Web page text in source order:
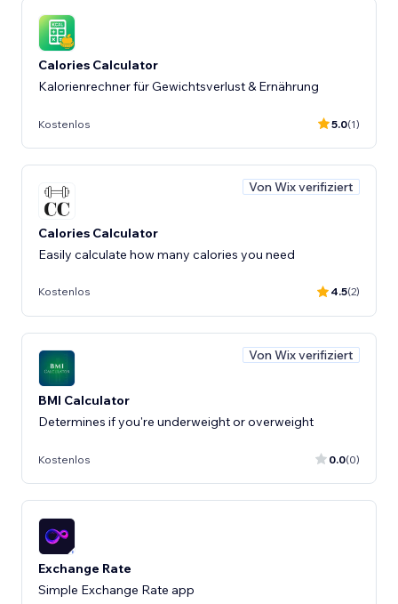
Calories Calculator
Kalorienrechner für Gewichtsverlust & Ernährung
Kostenlos 5.0(1)
Von Wix verifiziert
Calories Calculator
Easily calculate how many calories you need
Kostenlos 4.5(2)
Von Wix verifiziert
BMI Calculator
Determines if you're underweight or overweight
Kostenlos 0.0(0)
Exchange Rate
Simple Exchange Rate app